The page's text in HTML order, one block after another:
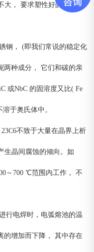
大， 要求塑性好的零件，
钢， (即我们常说的稳定化
两种成分， 它们和碳的亲
或NbC 的固溶度又比( Fe
于奥氏体中。
不致于大量在晶界上析
生晶间腐蚀的倾向。如
～700 ℃范围内工作， 不
行电焊时，电弧熔池的温
的增加而下降， 其中存在